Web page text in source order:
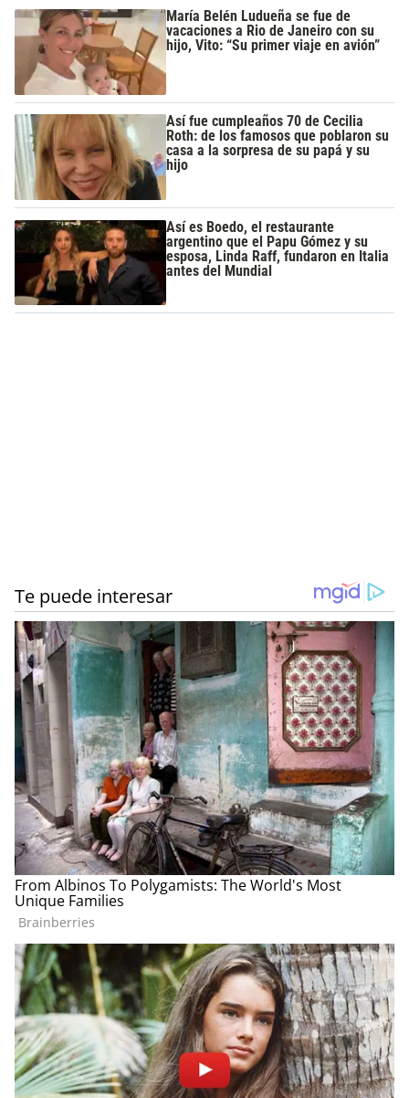
María Belén Ludueña se fue de
vacaciones a Rio de Janeiro con su
hijo, Vito: “Su primer viaje en avión”
Así fue cumpleaños 70 de Cecilia
Roth: de los famosos que poblaron su
casa a la sorpresa de su papá y su
hijo
Así es Boedo, el restaurante
argentino que el Papu Gómez y su
esposa, Linda Raff, fundaron en Italia
antes del Mundial